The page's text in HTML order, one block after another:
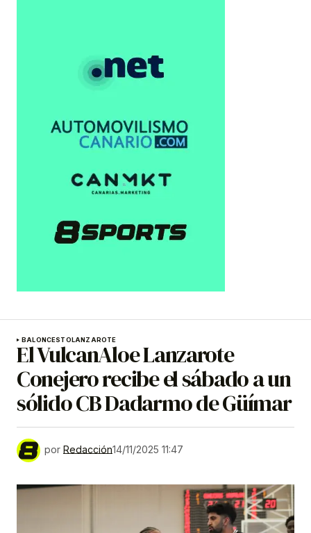
BALONCESTOLANZAROTE
El VulcanAloe Lanzarote
Conejero recibe el sábado a un
sólido CB Dadarmo de Güímar
por Redacción14/11/2025 11:47